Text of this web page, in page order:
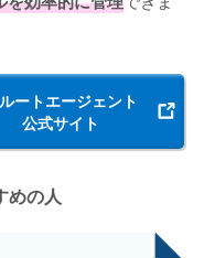
ートエージェント
公式サイト
めの人